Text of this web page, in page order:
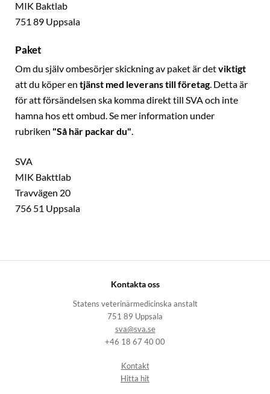
MIK Baktlab
751 89 Uppsala
Paket
Om du själv ombesörjer skickning av paket är detviktigt
att du köper en tjänst med leverans till företag. Detta är
för att försändelsen ska komma direkt till SVA och inte
hamna hos ett ombud. Se mer information under
rubriken "Så här packar du".
SVA
MIK Bakttlab
Travvägen 20
756 51 Uppsala
Kontakta oss
Statens veterinärmedicinska anstalt
751 89 Uppsala
sva@sva.se
+46 18 67 40 00
Kontakt
Hitta hit